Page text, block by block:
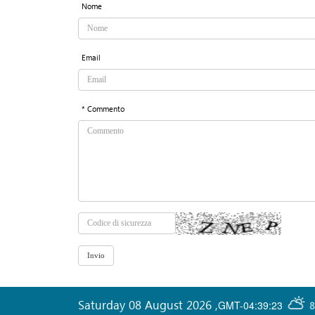
Nome
Email
* Commento
GMT-04:39:23
Saturday 08 August 2026 ,